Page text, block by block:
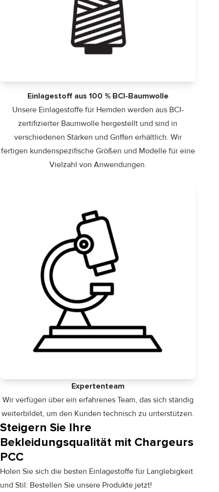
Einlagestoff aus 100 % BCI-Baumwolle
Unsere Einlagestoffe für Hemden werden aus BCI-
zertifizierter Baumwolle hergestellt und sind in
verschiedenen Stärken und Griffen erhältlich. Wir
fertigen kundenspezifische Größen und Modelle für eine
Vielzahl von Anwendungen.
Expertenteam
Wir verfügen über ein erfahrenes Team, das sich ständig
weiterbildet, um den Kunden technisch zu unterstützen.
Steigern Sie Ihre
Bekleidungsqualität mit Chargeurs
PCC
Holen Sie sich die besten Einlagestoffe für Langlebigkeit
und Stil: Bestellen Sie unsere Produkte jetzt!